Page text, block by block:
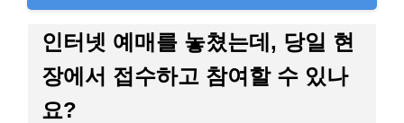
인터넷 예매를 놓쳤는데, 당일 현
장에서 접수하고 참여할 수 있나
요?